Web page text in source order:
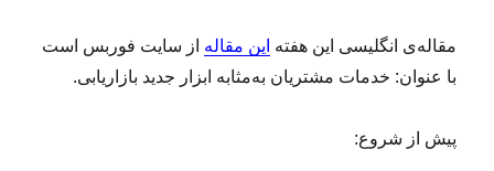
ر
ک‌
ه
مقاله‌ی انگلیسی این هفته این مقاله از سایت فوربس است
با عنوان: خدمات مشتریان به‌مثابه ابزار جدید بازاریابی.
پیش از شروع: